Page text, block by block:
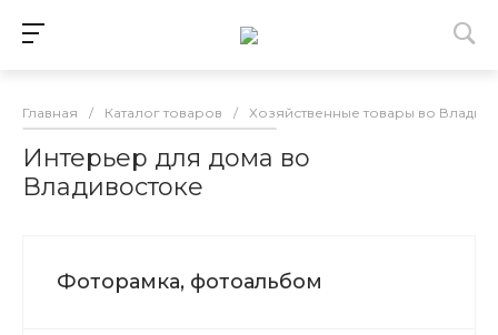
Главная / Каталог товаров / Хозяйственные товары во
Интерьер для дома во
Владивостоке
Фоторамка, фотоальбом